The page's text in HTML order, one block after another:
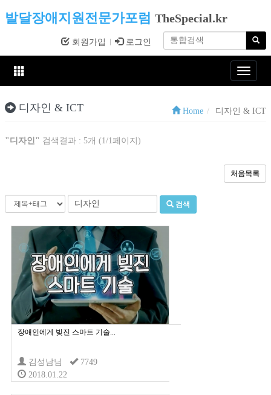
발달장애지원전문가포럼 TheSpecial.kr
회원가입 로그인
Toggle
디자인 & ICT Home 디자인 & ICT
"디자인" 검색결과 : 5개 (1/1페이지)
처음목록
검색
장애인에게 빚진 스마트 기술...
김성남님
7749
2018.01.22